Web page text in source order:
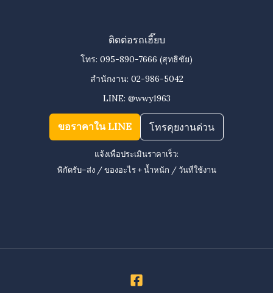
ติดต่อรถเฮี๊ยบ
โทร: 095-890-7666 (สุทธิชัย)
สำนักงาน: 02-986-5042
LINE: @wwy1963
ขอราคาใน LINE โทรคุยงานด่วน
แจ้งเพื่อประเมินราคาเร็ว:
พิกัดรับ–ส่ง / ของอะไร + น้ำหนัก / วันที่ใช้งาน